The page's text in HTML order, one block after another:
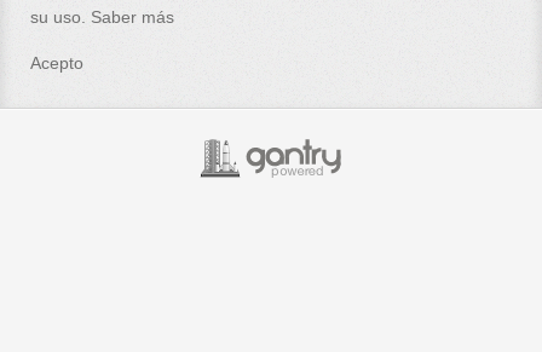
su uso. Saber más
Acepto